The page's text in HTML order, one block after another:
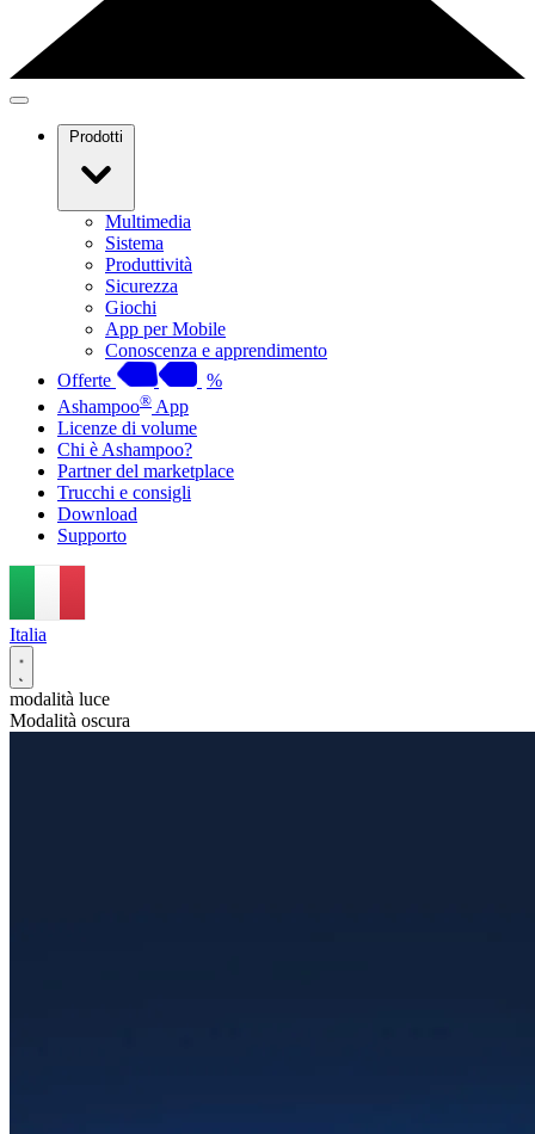
Prodotti
Multimedia
Sistema
Produttività
Sicurezza
Giochi
App per Mobile
Conoscenza e apprendimento
Offerte
%
Ashampoo® App
Licenze di volume
Chi è Ashampoo?
Partner del marketplace
Trucchi e consigli
Download
Supporto
Italia
modalità luce
Modalità oscura